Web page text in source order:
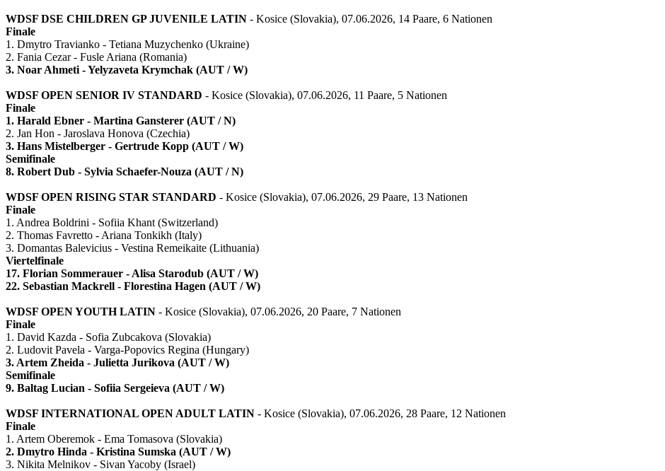
WDSF DSE CHILDREN GP JUVENILE LATIN - Kosice (Slovakia), 07.06.2026, 14 Paare, 6 Nationen
Finale
1. Dmytro Travianko - Tetiana Muzychenko (Ukraine)
2. Fania Cezar - Fusle Ariana (Romania)
3. Noar Ahmeti - Yelyzaveta Krymchak (AUT / W)
WDSF OPEN SENIOR IV STANDARD - Kosice (Slovakia), 07.06.2026, 11 Paare, 5 Nationen
Finale
1. Harald Ebner - Martina Gansterer (AUT / N)
2. Jan Hon - Jaroslava Honova (Czechia)
3. Hans Mistelberger - Gertrude Kopp (AUT / W)
Semifinale
8. Robert Dub - Sylvia Schaefer-Nouza (AUT / N)
WDSF OPEN RISING STAR STANDARD - Kosice (Slovakia), 07.06.2026, 29 Paare, 13 Nationen
Finale
1. Andrea Boldrini - Sofiia Khant (Switzerland)
2. Thomas Favretto - Ariana Tonkikh (Italy)
3. Domantas Balevicius - Vestina Remeikaite (Lithuania)
Viertelfinale
17. Florian Sommerauer - Alisa Starodub (AUT / W)
22. Sebastian Mackrell - Florestina Hagen (AUT / W)
WDSF OPEN YOUTH LATIN - Kosice (Slovakia), 07.06.2026, 20 Paare, 7 Nationen
Finale
1. David Kazda - Sofia Zubcakova (Slovakia)
2. Ludovit Pavela - Varga-Popovics Regina (Hungary)
3. Artem Zheida - Julietta Jurikova (AUT / W)
Semifinale
9. Baltag Lucian - Sofiia Sergeieva (AUT / W)
WDSF INTERNATIONAL OPEN ADULT LATIN - Kosice (Slovakia), 07.06.2026, 28 Paare, 12 Nationen
Finale
1. Artem Oberemok - Ema Tomasova (Slovakia)
2. Dmytro Hinda - Kristina Sumska (AUT / W)
3. Nikita Melnikov - Sivan Yacoby (Israel)